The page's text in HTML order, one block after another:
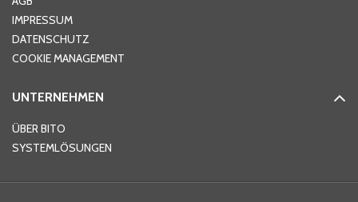
Telefon
IMPRESSUM
DATENSCHUTZ
COOKIE MANAGEMENT
UNTERNEHMEN
ÜBER BITO
SYSTEMLÖSUNGEN